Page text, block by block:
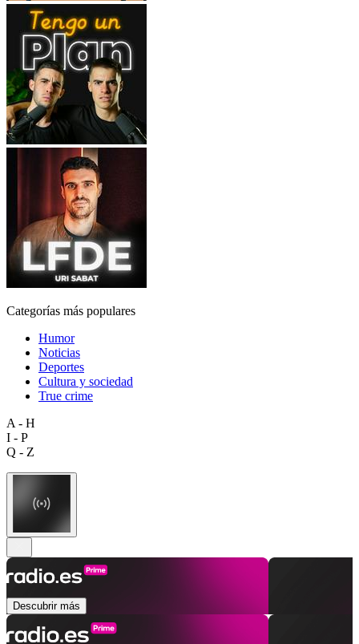
Categorías más populares
Humor
Noticias
Deportes
Cultura y sociedad
True crime
A - H
I - P
Q - Z
Descubrir más